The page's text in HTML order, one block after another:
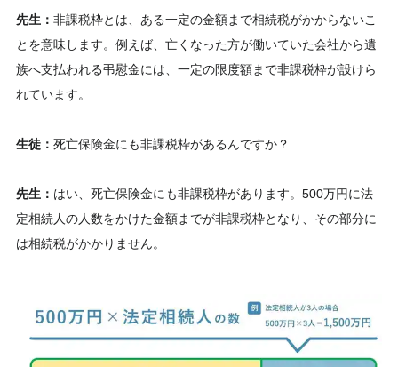
先生： 非課税枠とは、ある一定の金額まで相続税がかからないこ
とを意味します。例えば、亡くなった方が働いていた会社から遺
族へ支払われる弔慰金には、一定の限度額まで非課税枠が設けら
れています。
生徒： 死亡保険金にも非課税枠があるんですか？
先生： はい、死亡保険金にも非課税枠があります。500万円に法
定相続人の人数をかけた金額までが非課税枠となり、その部分に
は相続税がかかりません。